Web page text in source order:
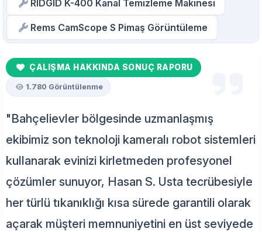
RIDGID K-400 Kanal Temizleme Makinesi
Rems CamScope S Pimaş Görüntüleme
ÇALIŞMA HAKKINDA SONUÇ RAPORU
1.780 Görüntülenme
"Bahçelievler bölgesinde uzmanlaşmış
ekibimiz son teknoloji kameralı robot sistemleri
kullanarak evinizi kirletmeden profesyonel
çözümler sunuyor, Hasan S. Usta tecrübesiyle
her türlü tıkanıklığı kısa sürede garantili olarak
açarak müşteri memnuniyetini en üst seviyede